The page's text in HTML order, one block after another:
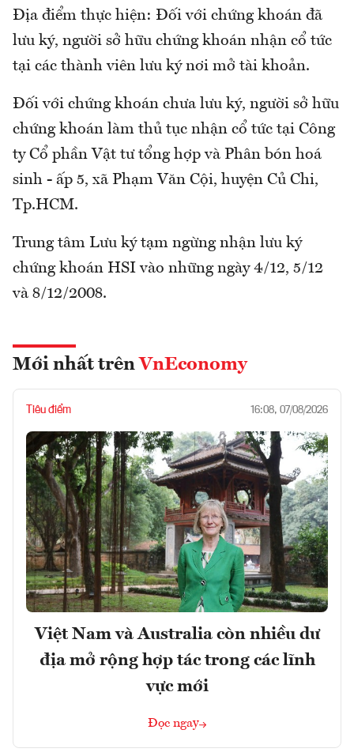
Địa điểm thực hiện: Đối với chứng khoán đã
lưu ký, người sở hữu chứng khoán nhận cổ tức
tại các thành viên lưu ký nơi mở tài khoản.
Đối với chứng khoán chưa lưu ký, người sở hữu
chứng khoán làm thủ tục nhận cổ tức tại Công
ty Cổ phần Vật tư tổng hợp và Phân bón hoá
sinh - ấp 5, xã Phạm Văn Cội, huyện Củ Chi,
Tp.HCM.
Trung tâm Lưu ký tạm ngừng nhận lưu ký
chứng khoán HSI vào những ngày 4/12, 5/12
và 8/12/2008.
Mới nhất trên VnEconomy
Tiêu điểm 16:08, 07/08/2026
Việt Nam và Australia còn nhiều dư
địa mở rộng hợp tác trong các lĩnh
vực mới
Đọc ngay